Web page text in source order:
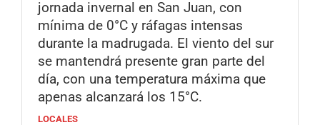
jornada invernal en San Juan, con
mínima de 0°C y ráfagas intensas
durante la madrugada. El viento del sur
se mantendrá presente gran parte del
día, con una temperatura máxima que
apenas alcanzará los 15°C.
LOCALES